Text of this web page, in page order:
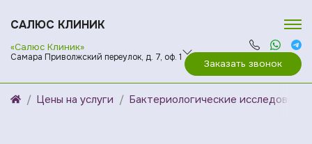
САЛЮС КЛИНИК
«Салюс Клиник»
Самара Приволжский переулок, д. 7, оф. 1
Заказать звонок
Цены на услуги Бактериологические исследования